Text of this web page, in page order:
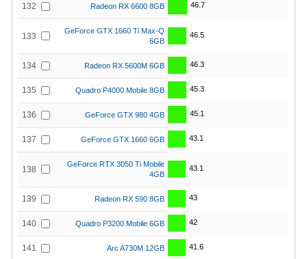
132 Radeon RX 6600 8GB 46.7
133
GeForce GTX 1660 Ti Max-Q
6GB
46.5
134 Radeon RX 5600M 6GB 46.3
135 Quadro P4000 Mobile 8GB 45.3
136 GeForce GTX 980 4GB 45.1
137 GeForce GTX 1660 6GB 43.1
138
GeForce RTX 3050 Ti Mobile
4GB
43.1
139 Radeon RX 590 8GB 43
140 Quadro P3200 Mobile 6GB 42
141 Arc A730M 12GB 41.6